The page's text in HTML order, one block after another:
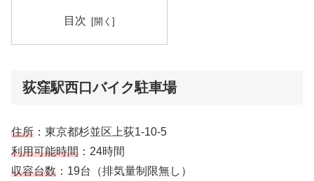
目次
荻窪駅西口バイク駐車場
住所 ：東京都杉並区上荻1-10-5
利用可能時間 ：24時間
収容台数 ：19台（排気量制限無し）